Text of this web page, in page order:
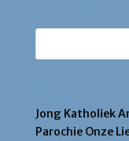
Jong Katholiek
Parochie Onze